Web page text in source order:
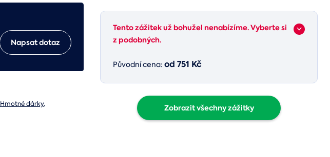
Tento zážitek už bohužel nenabízíme. Vyberte si
z podobných.
Původní cena: od 751 Kč
Zobrazit všechny zážitky
Napsat dotaz
Hmotné dárky,